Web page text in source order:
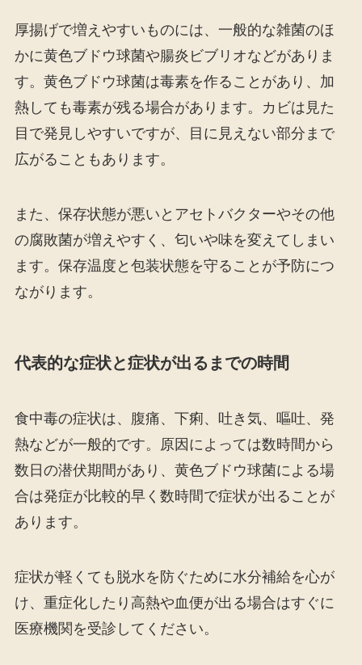
厚揚げで増えやすいものには、一般的な雑菌のほ
かに黄色ブドウ球菌や腸炎ビブリオなどがありま
す。黄色ブドウ球菌は毒素を作ることがあり、加
熱しても毒素が残る場合があります。カビは見た
目で発見しやすいですが、目に見えない部分まで
広がることもあります。
また、保存状態が悪いとアセトバクターやその他
の腐敗菌が増えやすく、匂いや味を変えてしまい
ます。保存温度と包装状態を守ることが予防につ
ながります。
代表的な症状と症状が出るまでの時間
食中毒の症状は、腹痛、下痢、吐き気、嘔吐、発
熱などが一般的です。原因によっては数時間から
数日の潜伏期間があり、黄色ブドウ球菌による場
合は発症が比較的早く数時間で症状が出ることが
あります。
症状が軽くても脱水を防ぐために水分補給を心が
け、重症化したり高熱や血便が出る場合はすぐに
医療機関を受診してください。